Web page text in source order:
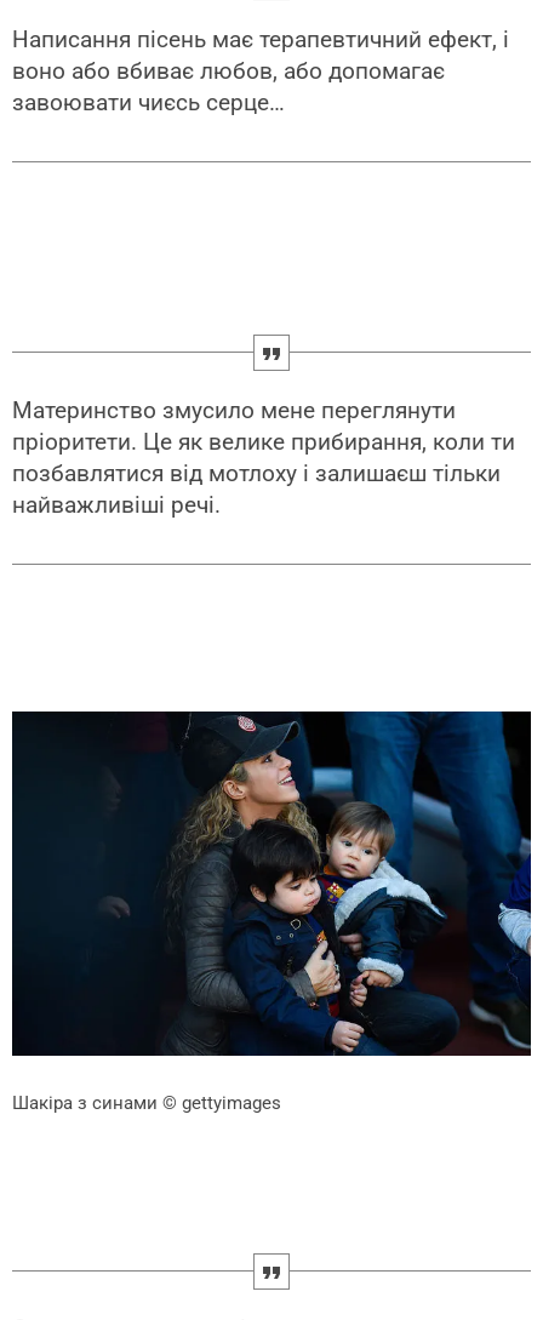
Написання пісень має терапевтичний ефект, і
воно або вбиває любов, або допомагає
завоювати чиєсь серце…
Материнство змусило мене переглянути
пріоритети. Це як велике прибирання, коли ти
позбавлятися від мотлоху і залишаєш тільки
найважливіші речі.
Шакіра з синами © gettyimages